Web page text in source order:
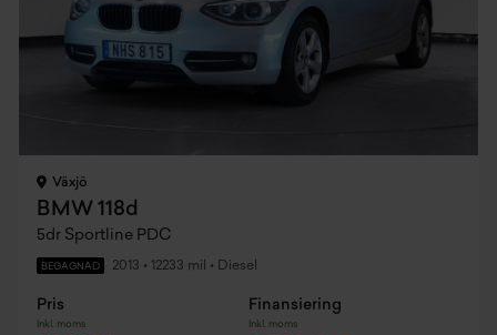
Växjö
BMW 118d
5dr Sportline PDC
BEGAGNAD 2013 • 12233 mil • Diesel
Pris
Inkl. moms
Finansiering
Inkl. moms